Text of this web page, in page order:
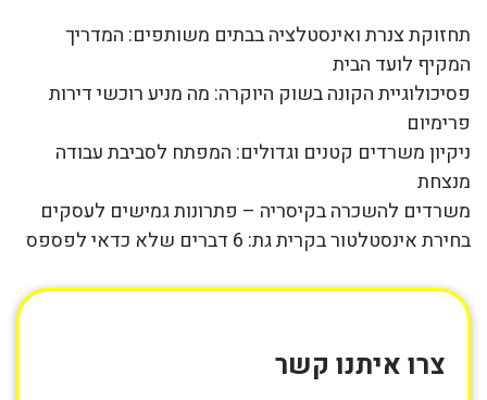
תחזוקת צנרת ואינסטלציה בבתים משותפים: המדריך
המקיף לועד הבית
פסיכולוגיית הקונה בשוק היוקרה: מה מניע רוכשי דירות
פרימיום
ניקיון משרדים קטנים וגדולים: המפתח לסביבת עבודה
מנצחת
משרדים להשכרה בקיסריה – פתרונות גמישים לעסקים
בחירת אינסטלטור בקרית גת: 6 דברים שלא כדאי לפספס
צרו איתנו קשר